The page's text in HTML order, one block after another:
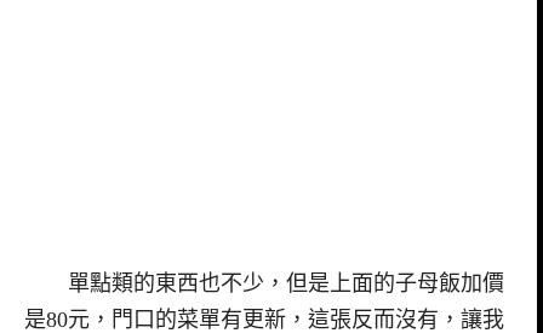
單點類的東西也不少，但是上面的子母飯加價
是80元，門口的菜單有更新，這張反而沒有，讓我